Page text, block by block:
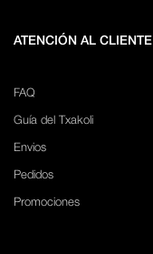
ATENCIÓN AL CLIENTE
FAQ
Guía del Txakoli
Envios
Pedidos
Promociones